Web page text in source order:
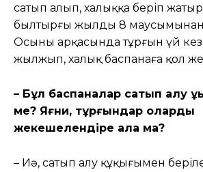
сатып алып, халыққа беріп
былтырғы жылдың 8 маусымынан
Осының арқасында тұрғын үй
жылжып, халық баспанаға қол
– Бұл баспаналар сатып алу
ме? Яғни, тұрғындар оларды
жекешелендіре ала ма?
– Иə, сатып алу құқығымен